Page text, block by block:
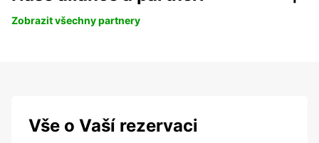
Zobrazit všechny partnery
Vše o Vaší rezervaci